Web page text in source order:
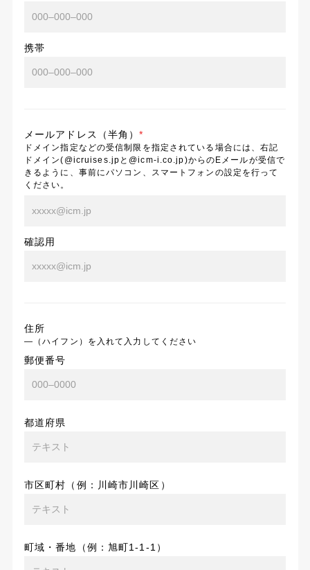
携帯
メールアドレス（半角）*
ドメイン指定などの受信制限を指定されている場合には、右記
ドメイン(@icruises.jpと@icm-i.co.jp)からのEメールが受信で
きるように、事前にパソコン、スマートフォンの設定を行って
ください。
確認用
住所
―（ハイフン）を入れて入力してください
郵便番号
都道府県
市区町村（例：川崎市川崎区）
町域・番地（例：旭町1-1-1）